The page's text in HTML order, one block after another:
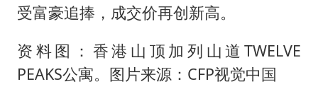
受富豪追捧，成交价再创新高。
资料图：香港山顶加列山道TWELVE
PEAKS公寓。图片来源：CFP视觉中国